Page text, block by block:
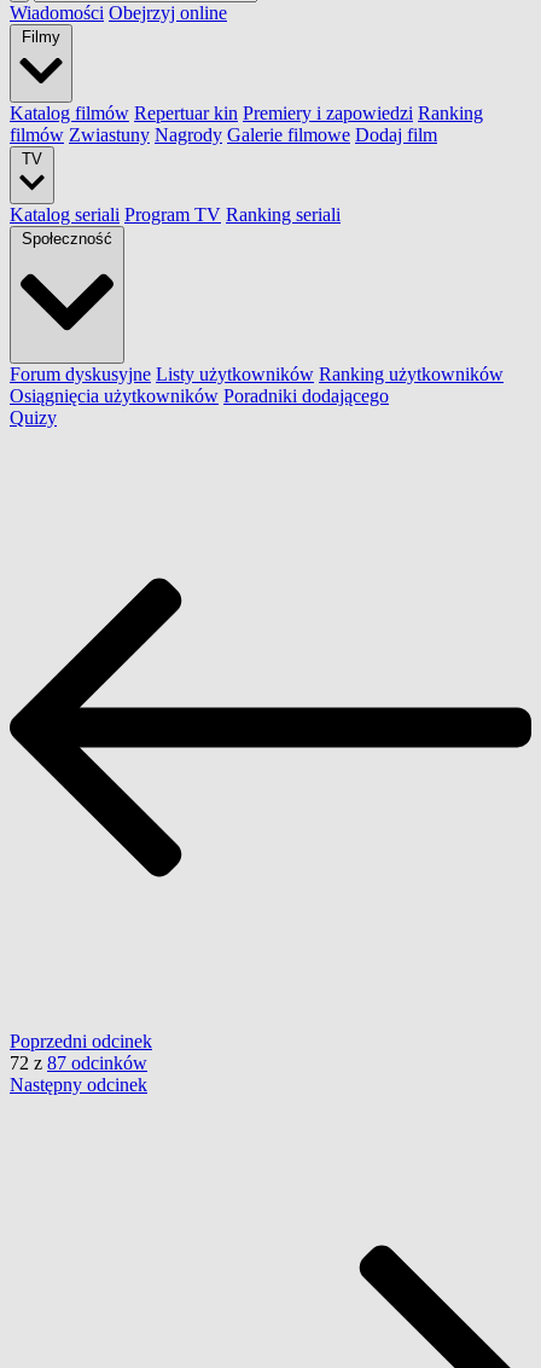
Wiadomości Obejrzyj online
Filmy
Katalog filmów Repertuar kin Premiery i zapowiedzi Ranking
filmów Zwiastuny Nagrody Galerie filmowe Dodaj film
TV
Katalog seriali Program TV Ranking seriali
Społeczność
Forum dyskusyjne Listy użytkowników Ranking użytkowników
Osiągnięcia użytkowników Poradniki dodającego
Quizy
Poprzedni odcinek
72 z 87 odcinków
Następny odcinek